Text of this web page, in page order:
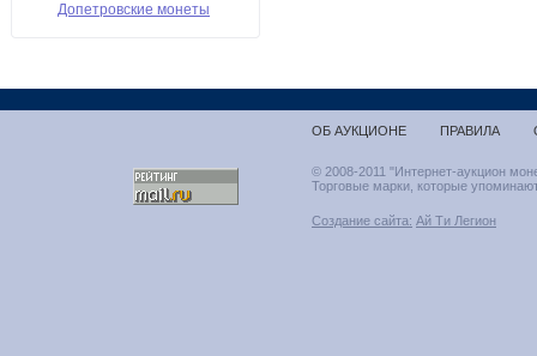
Допетровские монеты
ОБ АУКЦИОНЕ ПРАВИЛА
© 2008-2011 "Интернет-аукцион
Торговые марки, которые
Создание сайта: Ай Ти Легион